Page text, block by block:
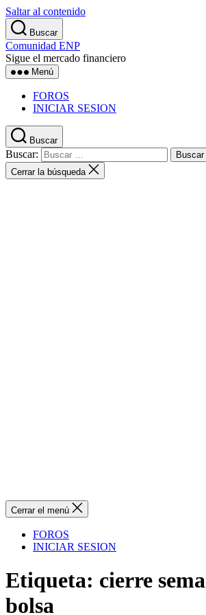
Saltar al contenido
Buscar
Comunidad ENP
Sigue el mercado financiero
Menú
FOROS
INICIAR SESION
Buscar
Buscar:
Cerrar la búsqueda
Cerrar el menú
FOROS
INICIAR SESION
Etiqueta: cierre
bolsa